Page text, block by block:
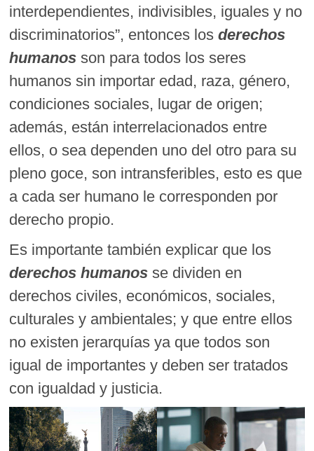
interdependientes, indivisibles, iguales y no
discriminatorios”, entonces losderechos
humanos son para todos los seres
humanos sin importar edad, raza, género,
condiciones sociales, lugar de origen;
además, están interrelacionados entre
ellos, o sea dependen uno del otro para su
pleno goce, son intransferibles, esto es que
a cada ser humano le corresponden por
derecho propio.
Es importante también explicar que los
derechos humanos se dividen en
derechos civiles, económicos, sociales,
culturales y ambientales; y que entre ellos
no existen jerarquías ya que todos son
igual de importantes y deben ser tratados
con igualdad y justicia.